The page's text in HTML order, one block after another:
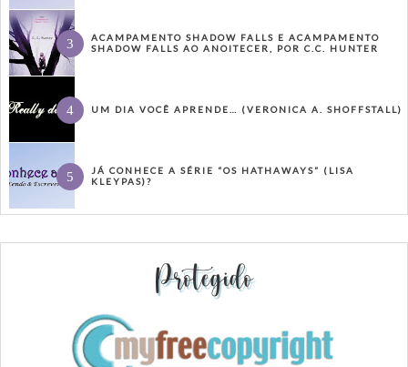
ACAMPAMENTO SHADOW FALLS E ACAMPAMENTO
SHADOW FALLS AO ANOITECER, POR C.C. HUNTER
UM DIA VOCÊ APRENDE… (VERONICA A. SHOFFSTALL)
JÁ CONHECE A SÉRIE “OS HATHAWAYS” (LISA
KLEYPAS)?
Protegido